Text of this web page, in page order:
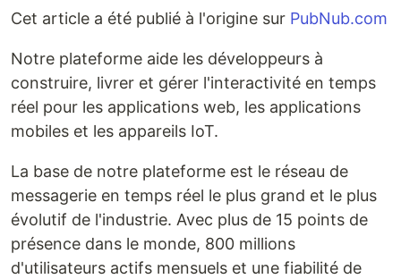
Cet article a été publié à l'origine sur PubNub.com
Notre plateforme aide les développeurs à
construire, livrer et gérer l'interactivité en temps
réel pour les applications web, les applications
mobiles et les appareils IoT.
La base de notre plateforme est le réseau de
messagerie en temps réel le plus grand et le plus
évolutif de l'industrie. Avec plus de 15 points de
présence dans le monde, 800 millions
d'utilisateurs actifs mensuels et une fiabilité de